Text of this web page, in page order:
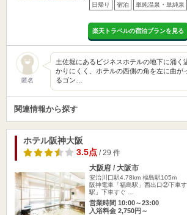
日帰り 宿泊 単純温泉・単純泉
楽天トラベルの宿泊プランを見る
匿名
土佐堀にあるビジネスホテルの地下に涌く
かりにくく、ホテルの西側の角を左に曲が
るゴン…
関連情報から探す
ホテル阪神大阪
3.5点/ 29 件
大阪府 / 大阪市
安治川口駅4.78km 福島駅105m
阪神電車「福島駅」西出口②下車
駅」下車すぐ …
営業時間 10:00～23:00
入浴料金 2,750円～